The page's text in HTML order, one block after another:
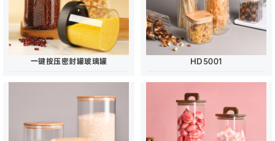
一键按压密封罐玻璃罐 HD5001